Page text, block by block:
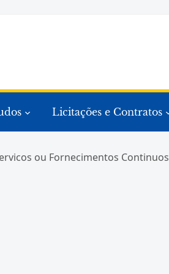
Licitações e Contratos
ou Fornecimentos Continuos